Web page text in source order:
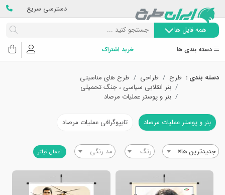
دسترسی سریع
همه فایل ها
دسته بندی ها خرید اشتراک
دسته بندی : طرح طراحی
طرح های مناسبتی
بنر انقلابی سیاسی ، جنگ تحمیلی
بنر و پوستر عملیات مرصاد
بنر و پوستر عملیات مرصاد تایپوگرافی عملیات مرصاد
×جدیدترین ها رنگ مد رنگی اعمال فیلتر